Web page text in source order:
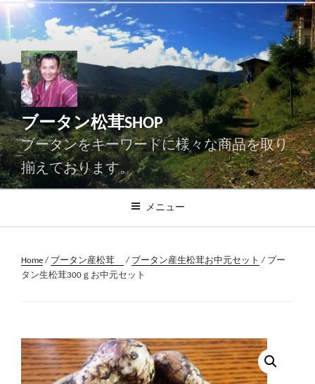
テ
ン
ツ
へ
キ
ッ
プ
ブータン松茸SHOP
ブータンをキーワードに様々な商品を取り
揃えております。
メニュー
Home / ブータン産松茸 / ブータン産生松茸お中元セット / ブー
タン生松茸300ｇお中元セット